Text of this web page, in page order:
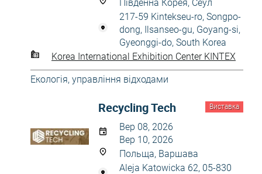
Південна Корея, Сеул
217-59 Kintekseu-ro, Songpo-
dong, Ilsanseo-gu, Goyang-si,
Gyeonggi-do, South Korea
Korea International Exhibition Center KINTEX
Екологія, управління відходами
Виставка
Recycling Tech
Вер 08, 2026
Вер 10, 2026
Польща, Варшава
Aleja Katowicka 62, 05-830